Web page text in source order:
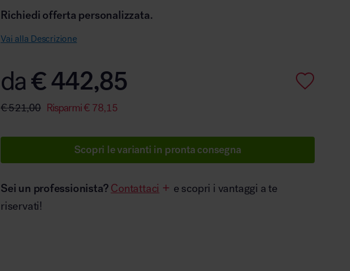
Richiedi offerta personalizzata.
Vai alla Descrizione
da€442,85
€521,00 Risparmi€ 78,15
Scopri le varianti in pronta consegna
Sei un professionista? Contattaci
e scopri i vantaggi a te
riservati!